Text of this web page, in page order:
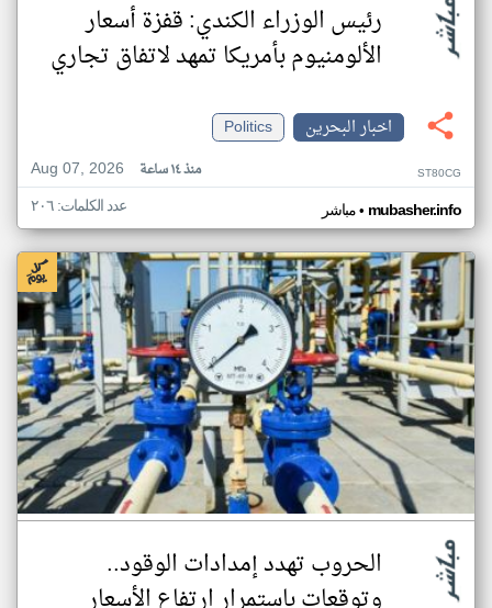
رئيس الوزراء الكندي: قفزة أسعار
الألومنيوم بأمريكا تمهد لاتفاق تجاري
اخبار البحرين
Politics
Aug 07, 2026
منذ ١٤ ساعة ST80CG
مباشر• mubasher.info عدد الكلمات: ٢٠٦
الحروب تهدد إمدادات الوقود..